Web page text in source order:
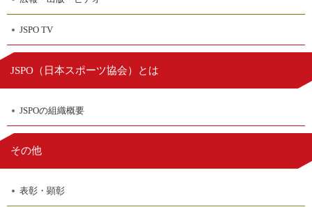
JSPO TV
JSPO（ 日本スポーツ協会）とは
JSPOの組織概要
その他
表彰・顕彰